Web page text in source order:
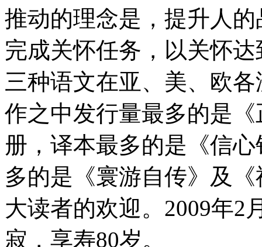
推动的理念是，提升人
完成关怀任务，以关怀
三种语文在亚、美、欧
作之中发行量最多的是
册，译本最多的是《信
多的是《寰游自传》及
大读者的欢迎。2009年2
寂，享寿80岁。